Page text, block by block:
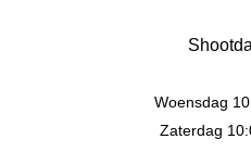
Woensdag
Zaterdag